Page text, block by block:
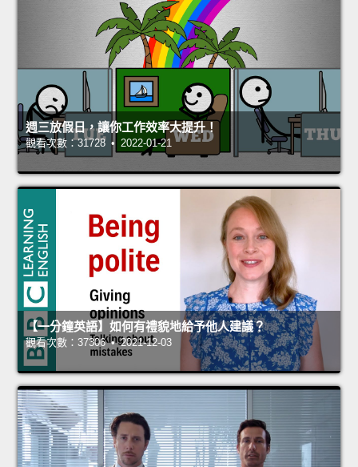
週三放假日，讓你工作效率大提升！
觀看次數：31728 • 2022-01-21
【一分鐘英語】如何有禮貌地給予他人建議？
觀看次數：37306 • 2021-12-03